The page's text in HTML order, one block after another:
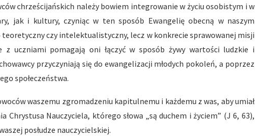
chrześcijańskich należy bowiem integrowanie w życiu osobistym i w
jak i kultury, czyniąc w ten sposób Ewangelię obecną w naszym
czy intelektualistyczny, lecz w konkrecie sprawowanej misji
z uczniami pomagają oni łączyć w sposób żywy wartości ludzkie i
przyczyniają się do ewangelizacji młodych pokoleń, a poprzez
społeczeństwa.
waszemu zgromadzeniu kapitulnemu i każdemu z was, aby umiał
Chrystusa Nauczyciela, którego słowa „są duchem i życiem” (J 6, 63),
posłudze nauczycielskiej.